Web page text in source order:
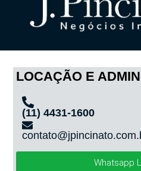
LOCAÇÃO E
(11) 4431-1600
Whatsapp